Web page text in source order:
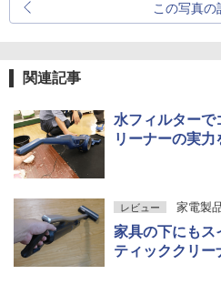
この写真の
関連記事
水フィルターで
リーナーの実力
レビュー 家電製
家具の下にもス
ティッククリー